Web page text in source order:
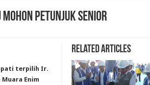
PETUNJUK SENIOR
Related Articles
terpilih Ir.
Muara Enim